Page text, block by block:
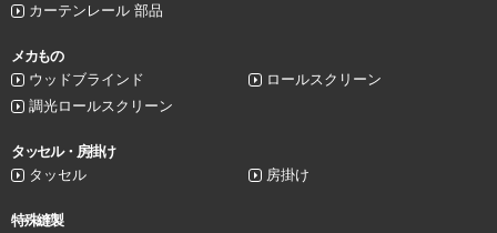
カーテンレール 部品
メカもの
ウッドブラインド
ロールスクリーン
調光ロールスクリーン
タッセル・房掛け
タッセル
房掛け
特殊縫製